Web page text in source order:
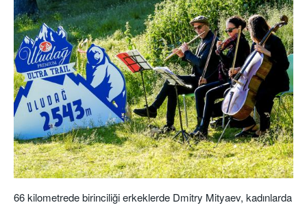
66 kilometrede birinciliğierkeklerde Dmitry Mityaev, kadınlarda